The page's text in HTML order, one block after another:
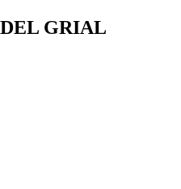
GRIAL